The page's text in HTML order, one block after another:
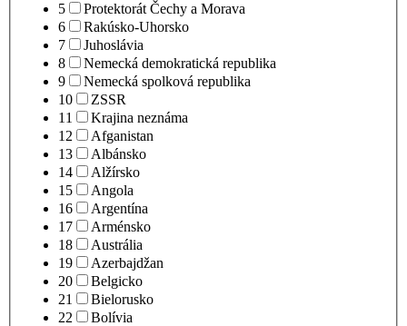
5
Protektorát Čechy a Morava
6
Rakúsko-Uhorsko
7
Juhoslávia
8
Nemecká demokratická republika
9
Nemecká spolková republika
10
ZSSR
11
Krajina neznáma
12
Afganistan
13
Albánsko
14
Alžírsko
15
Angola
16
Argentína
17
Arménsko
18
Austrália
19
Azerbajdžan
20
Belgicko
21
Bielorusko
22
Bolívia